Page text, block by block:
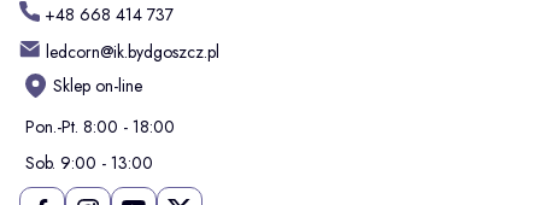
+48 668 414 737
ledcorn@ik.bydgoszcz.pl
Sklep on-line
Pon.-Pt. 8:00 - 18:00
Sob. 9:00 - 13:00